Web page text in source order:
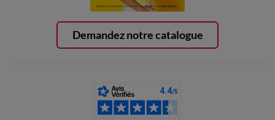
Demandez notre catalogue